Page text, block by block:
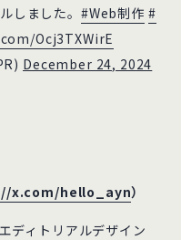
しました。 #Web制作 #
Ocj3TXWirE
December 24, 2024
x.com/hello_ayn）
ディトリアルデザイン